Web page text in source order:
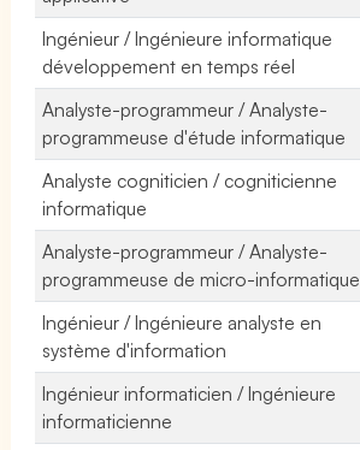
Ingénieur / Ingénieure informatique
développement en temps réel
Analyste-programmeur / Analyste-
programmeuse d'étude informatique
Analyste cogniticien / cogniticienne
informatique
Analyste-programmeur / Analyste-
programmeuse de micro-informatique
Ingénieur / Ingénieure analyste en
système d'information
Ingénieur informaticien / Ingénieure
informaticienne